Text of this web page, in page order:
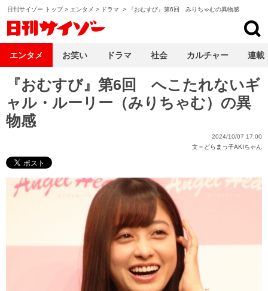
日刊サイゾー トップ> エンタメ > ドラマ > 『おむすび』第6回 みりちゃむの異物感
『おむすび』第6回 へこたれないギ
ャル・ルーリー（みりちゃむ）の異
物感
2024/10/07 17:00
文＝ どらまっ子AKIちゃん
エンタメ お笑い ドラマ 社会 カルチャー 連載